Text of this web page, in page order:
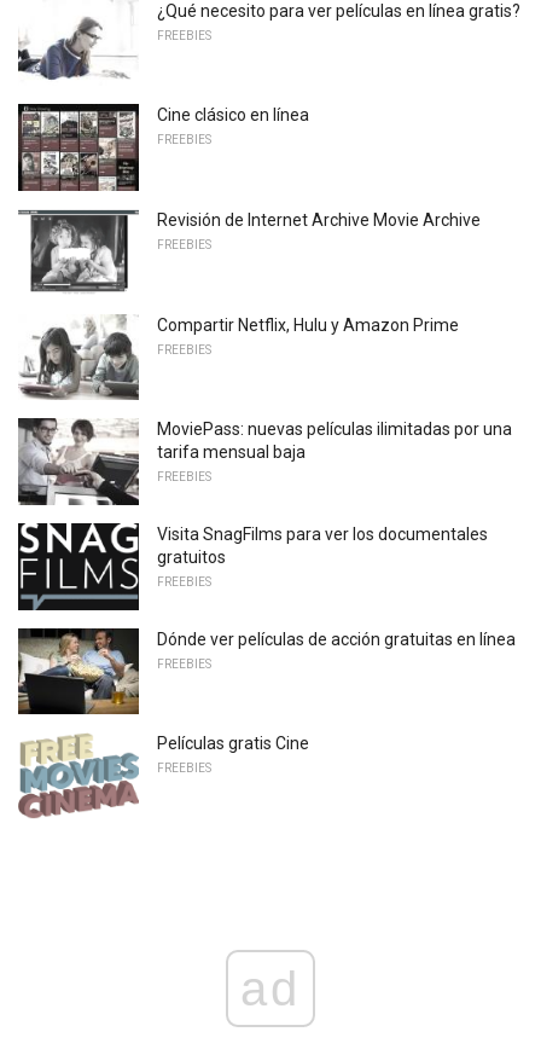
¿Qué necesito para ver películas en línea gratis?
FREEBIES
Cine clásico en línea
FREEBIES
Revisión de Internet Archive Movie Archive
FREEBIES
Compartir Netflix, Hulu y Amazon Prime
FREEBIES
MoviePass: nuevas películas ilimitadas por una
tarifa mensual baja
FREEBIES
Visita SnagFilms para ver los documentales
gratuitos
FREEBIES
Dónde ver películas de acción gratuitas en línea
FREEBIES
Películas gratis Cine
FREEBIES
ad